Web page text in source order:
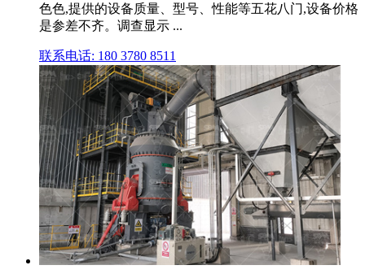
色色,提供的设备质量、型号、性能等五花八门,设备价格
是参差不齐。调查显示 ...
联系电话: 180 3780 8511